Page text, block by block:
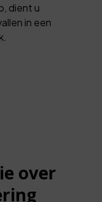
dient u
in een
over